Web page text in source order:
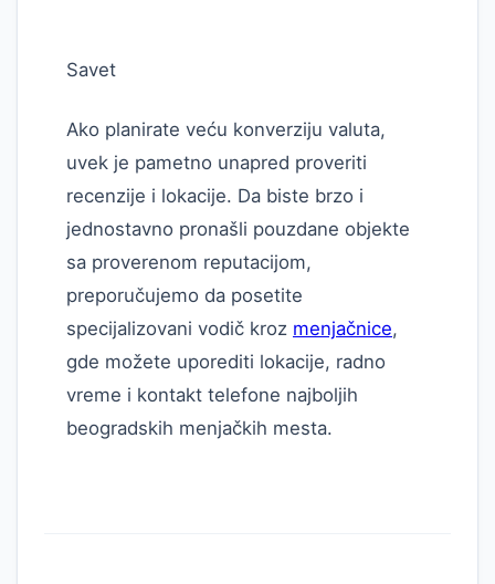
Savet
Ako planirate veću konverziju valuta,
uvek je pametno unapred proveriti
recenzije i lokacije. Da biste brzo i
jednostavno pronašli pouzdane objekte
sa proverenom reputacijom,
preporučujemo da posetite
specijalizovani vodič kroz menjačnice,
gde možete uporediti lokacije, radno
vreme i kontakt telefone najboljih
beogradskih menjačkih mesta.